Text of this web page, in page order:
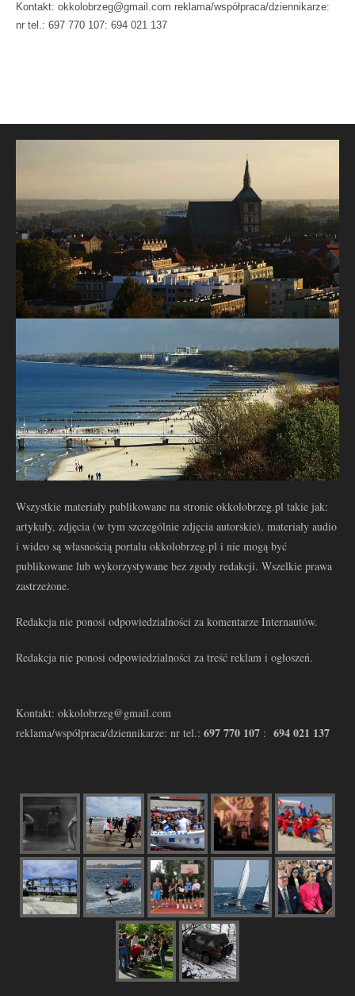
Kontakt: okkolobrzeg@gmail.com reklama/współpraca/dziennikarze:
nr tel.: 697 770 107: 694 021 137
Wszystkie materiały publikowane na stronie okkolobrzeg.pl takie jak:
artykuły, zdjęcia (w tym szczególnie zdjęcia autorskie), materiały audio
i wideo są własnością portalu okkolobrzeg.pl i nie mogą być
publikowane lub wykorzystywane bez zgody redakcji. Wszelkie prawa
zastrzeżone.
Redakcja nie ponosi odpowiedzialności za komentarze Internautów.
Redakcja nie ponosi odpowiedzialności za treść reklam i ogłoszeń.
Kontakt: okkolobrzeg@gmail.com
reklama/współpraca/dziennikarze: nr tel.: 697 770 107 : 694 021 137